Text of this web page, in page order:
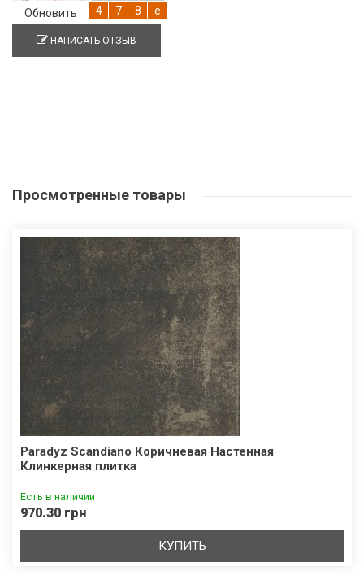
Обновить
НАПИСАТЬ ОТЗЫВ
Просмотренные товары
Paradyz Scandiano Коричневая Настенная
Клинкерная плитка
Есть в наличии
970.30 грн
КУПИТЬ